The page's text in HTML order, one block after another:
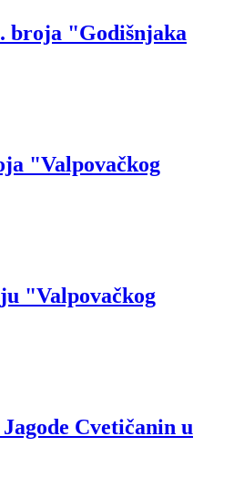
broja "Godišnjaka
"Valpovačkog
"Valpovačkog
Cvetičanin u